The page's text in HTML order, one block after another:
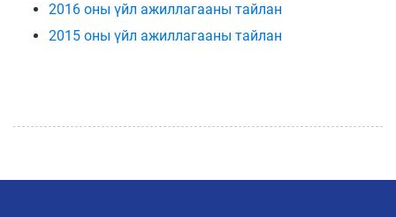
2016 оны үйл ажиллагааны тайлан
2015 оны үйл ажиллагааны тайлан